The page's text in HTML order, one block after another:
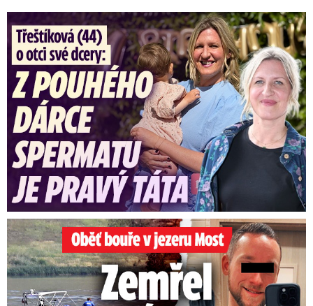
Třeštíková (44) o otci dcery: Z dárce spermatu pravý táta
Oběť bouře v jezeru Most: Zemřel táta Dominik (†28)